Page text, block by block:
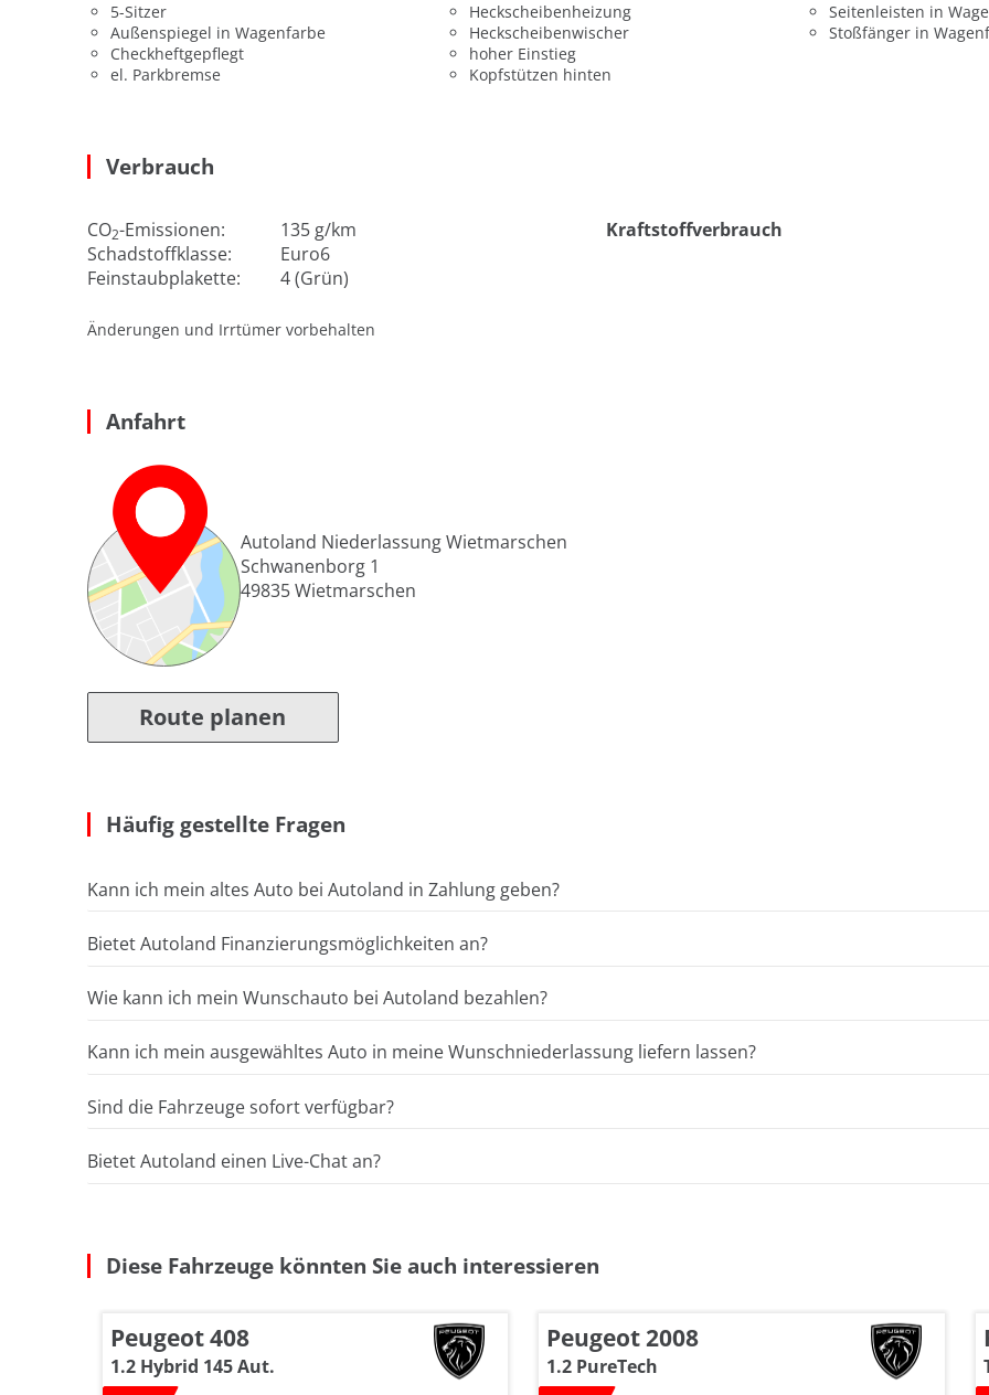
5-Sitzer
Außenspiegel in Wagenfarbe
Checkheftgepflegt
el. Parkbremse
Heckscheibenheizung
Heckscheibenwischer
hoher Einstieg
Kopfstützen hinten
Seitenleisten in
Stoßfänger in
Verbrauch
CO2-Emissionen:
135 g/km
Schadstoffklasse:
Euro6
Feinstaubplakette:
4 (Grün)
Kraftstoffverbrauch
Änderungen und Irrtümer vorbehalten
Anfahrt
Autoland Niederlassung Wietmarschen
Schwanenborg 1
49835Wietmarschen
Route planen
Häufig gestellte Fragen
Kann ich mein altes Auto bei Autoland in Zahlung geben?
Bietet Autoland Finanzierungsmöglichkeiten an?
Wie kann ich mein Wunschauto bei Autoland bezahlen?
Kann ich mein ausgewähltes Auto in meine Wunschniederlassung liefern lassen?
Sind die Fahrzeuge sofort verfügbar?
Bietet Autoland einen Live-Chat an?
Diese Fahrzeuge könnten Sie auch interessieren
Peugeot 408
1.2 Hybrid 145 Aut.
Peugeot 2008
1.2 PureTech